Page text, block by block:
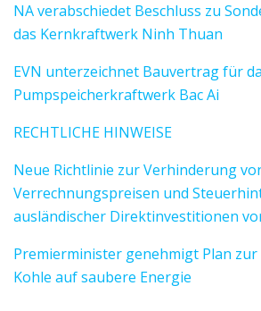
NA verabschiedet Beschluss zu
das Kernkraftwerk Ninh Thuan
EVN unterzeichnet Bauvertrag für
Pumpspeicherkraftwerk Bac Ai
RECHTLICHE HINWEISE
Neue Richtlinie zur Verhinderung
Verrechnungspreisen und
ausländischer Direktinvestitionen
Premierminister genehmigt Plan
Kohle auf saubere Energie